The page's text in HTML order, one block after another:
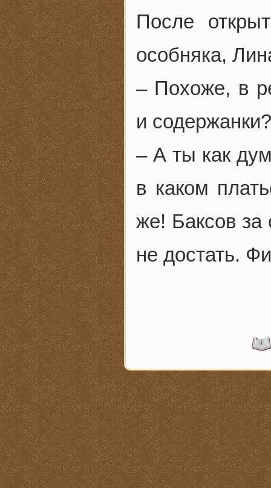
После
особняка,
– Похоже, в
и содержанки?
– А ты как
в каком
же! Баксов за
не достать.